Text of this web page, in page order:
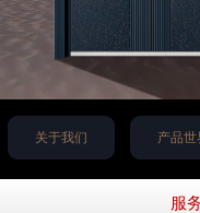
关于我们 产品世
服